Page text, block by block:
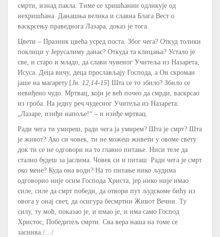
смрти, изнад пакла. Тиме се хришћанин одликује од
нехришћана. Данашња велика и славна Блага Вест о
васкрсењу праведнога Лазара, доказ је тога.
Цвети – Празник цвећа усред поста. Због чега? Откуд толики
поклици у Јерусалиму данас? Откуда та клицања? Устало је
све, и старо и младо, да слави чувеног Учитеља из Назарета,
Исуса. Деца вичу, деца прослављају Господа, а Он скроман
јаше на магарету.[Јн. 12,14-15] Шта се то збило? Збило се
невиђено чудо. Мртвац, који је већ почео да смрди, васкрсао
из гроба. На једну реч чудесног Учитеља из Назарета:
„Лазаре, изиђи напоље!“ – и изиђе мртвац.
Ради чега ти умиреш, ради чега ја умирем? Шта је смрт? Шта
је живот? Ако си човек, ти не можеш живети у овоме свету
док ти се не одговори на то главно питање. Ниси теле да
стално будеш за јаслима. Човек си и питаш: Ради чега је смрт
око мене? Куда она води? На то питање нико људима
одговорио није осим Господа Христа, јер нико није имао
силе, силе да смрт победи, да отвори пут људскоме бићу из
овога у онај свет, да осигура бесмртни Живот Вечни. Ту
силу, ту моћ, показао је, и имао је, и има само Господ
Христос, Победитељ смрти. Сва вера наша на томе се
заснива./…/